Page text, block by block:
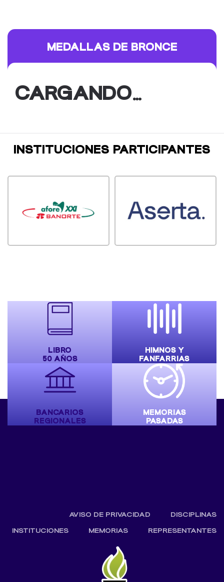
MEDALLAS DE BRONCE
CARGANDO…
INSTITUCIONES PARTICIPANTES
LIBRO
50 AÑOS
HIMNOS Y
FANFARRIAS
BANCARIOS
REGIONALES
MEMORIAS
PASADAS
AVISO DE PRIVACIDAD
DISCIPLINAS
INSTITUCIONES
MEMORIAS REPRESENTANTES